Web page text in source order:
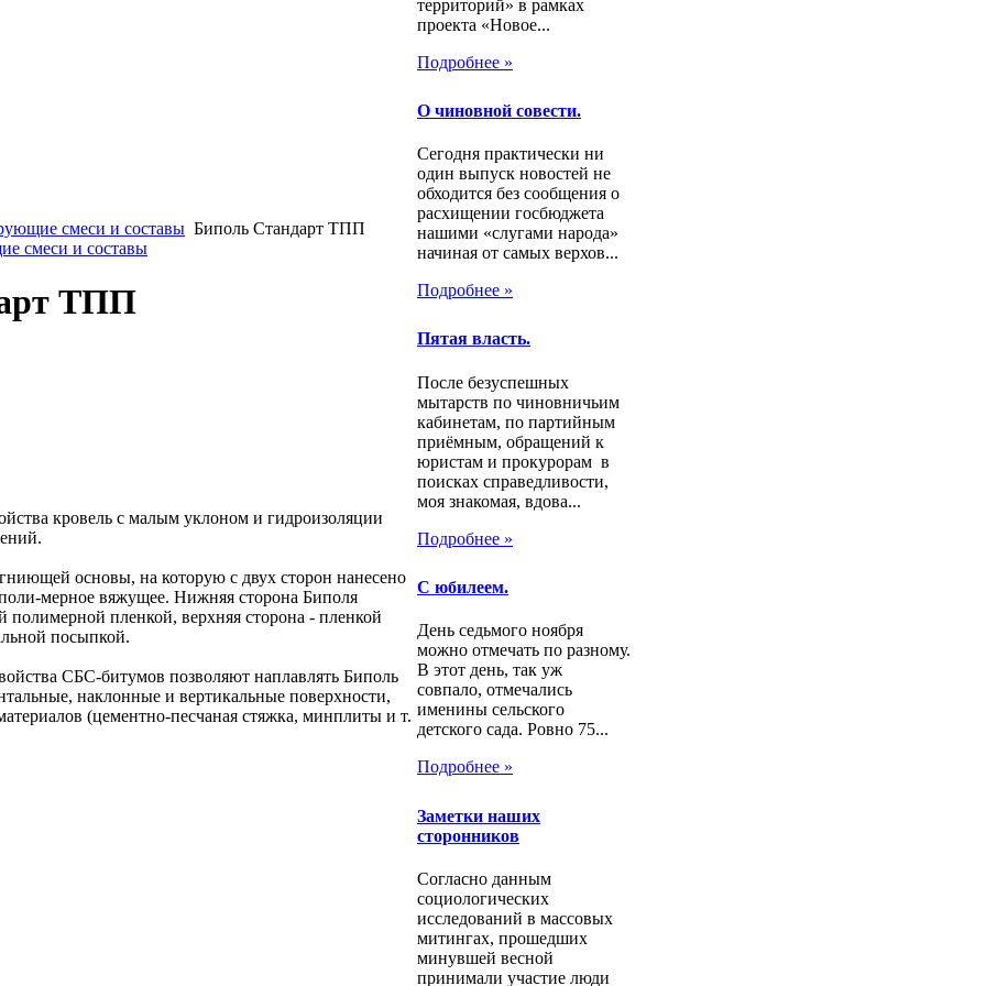
смеси и составы Биполь Стандарт ТПП
смеси и составы
ТПП
кровель с малым уклоном и гидроизоляции
основы, на которую с двух сторон нанесено
мерное вяжущее. Нижняя сторона Биполя
полимерной пленкой, верхняя сторона - пленкой
посыпкой.
СБС-битумов позволяют наплавлять Биполь
наклонные и вертикальные поверхности,
(цементно-песчаная стяжка, минплиты и т.
территорий» в рамках
проекта «Новое...
Подробнее »
О чиновной совести.
Сегодня практически ни
один выпуск новостей не
обходится без сообщения о
расхищении госбюджета
нашими «слугами народа»
начиная от самых верхов...
Подробнее »
Пятая власть.
После безуспешных
мытарств по чиновничьим
кабинетам, по партийным
приёмным, обращений к
юристам и прокурорам в
поисках справедливости,
моя знакомая, вдова...
Подробнее »
С юбилеем.
День седьмого ноября
можно отмечать по разному.
В этот день, так уж
совпало, отмечались
именины сельского
детского сада. Ровно 75...
Подробнее »
Заметки наших
сторонников
Согласно данным
социологических
исследований в массовых
митингах, прошедших
минувшей весной
принимали участие люди